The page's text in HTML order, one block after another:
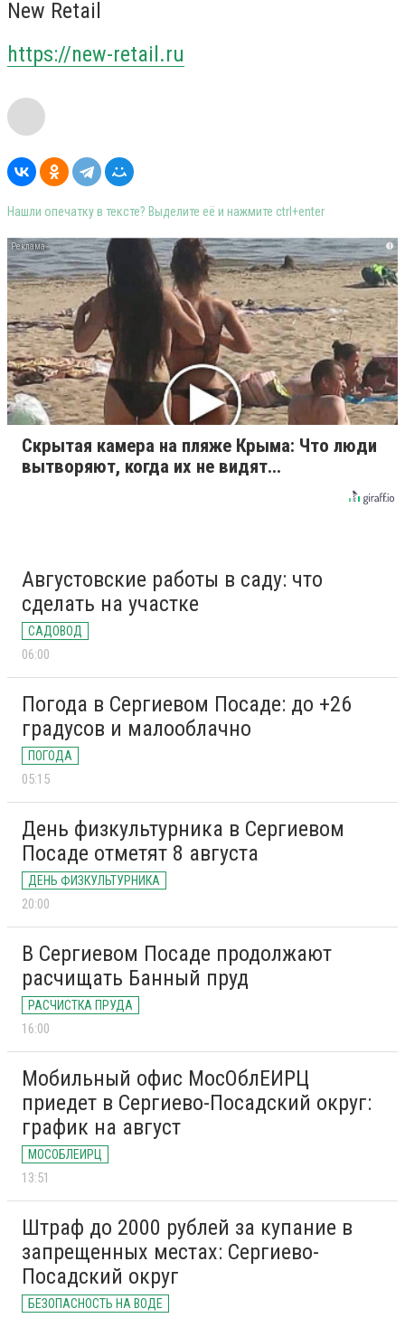
New Retail
https://new-retail.ru
Нашли опечатку в тексте? Выделите её и нажмите ctrl+enter
i
Скрытая камера на пляже Крыма: Что люди
вытворяют, когда их не видят...
Августовские работы в саду: что
сделать на участке
САДОВОД
06:00
Погода в Сергиевом Посаде: до +26
градусов и малооблачно
ПОГОДА
05:15
День физкультурника в Сергиевом
Посаде отметят 8 августа
ДЕНЬ ФИЗКУЛЬТУРНИКА
20:00
В Сергиевом Посаде продолжают
расчищать Банный пруд
РАСЧИСТКА ПРУДА
16:00
Мобильный офис МосОблЕИРЦ
приедет в Сергиево-Посадский округ:
график на август
МОСОБЛЕИРЦ
13:51
Штраф до 2000 рублей за купание в
запрещенных местах: Сергиево-
Посадский округ
БЕЗОПАСНОСТЬ НА ВОДЕ